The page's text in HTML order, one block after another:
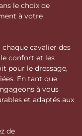
le choix de
à votre
cavalier des
confort et les
pour le dressage,
En tant que
à vous
et adaptés aux
de